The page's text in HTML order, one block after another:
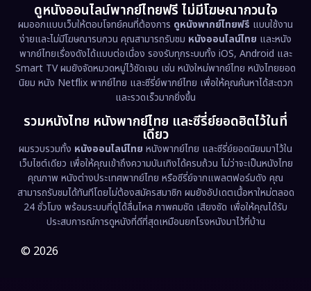
Emotional (61)
Epic มหากาพย์ (227)
Erotic (36)
Family ครอบครัว (375)
Fantasy จินตนาการ (338)
Fiction (9)
Film (57)
Gothic
ดูหนังออนไลน์พากย์ไทยฟรี ไม่มีโฆษณากวนใจ
ผมออกแบบเว็บให้ตอบโจทย์คนที่ต้องการ ดูหนังพากย์ไทยฟรี แบบใช้งาน
ง่ายและไม่มีโฆษณารบกวน คุณสามารถรับชม หนังออนไลน์ไทย และหนัง
พากย์ไทยเรื่องดังได้แบบต่อเนื่อง รองรับทุกระบบทั้ง iOS, Android และ
Smart TV ผมยังจัดหมวดหมู่ไว้ชัดเจน เช่น หนังใหม่พากย์ไทย หนังไทยยอด
นิยม หนัง Netflix พากย์ไทย และซีรี่ย์พากย์ไทย เพื่อให้คุณค้นหาได้สะดวก
และรวดเร็วมากยิ่งขึ้น
รวมหนังไทย หนังพากย์ไทย และซีรี่ย์ยอดฮิตไว้ในที่
เดียว
ผมรวบรวมทั้ง หนังออนไลน์ไทย หนังพากย์ไทย และซีรี่ย์ยอดนิยมมาไว้ใน
เว็บไซต์เดียว เพื่อให้คุณเข้าถึงความบันเทิงได้ครบถ้วน ไม่ว่าจะเป็นหนังไทย
คุณภาพ หนังต่างประเทศพากย์ไทย หรือซีรี่ย์จากแพลตฟอร์มดัง คุณ
สามารถรับชมได้ทันทีโดยไม่ต้องสมัครสมาชิก ผมยังอัปเดตเนื้อหาใหม่ตลอด
24 ชั่วโมง พร้อมระบบที่ดูได้ลื่นไหล ภาพคมชัด เสียงชัด เพื่อให้คุณได้รับ
ประสบการณ์การดูหนังที่ดีที่สุดเหมือนยกโรงหนังมาไว้ที่บ้าน
© 2026